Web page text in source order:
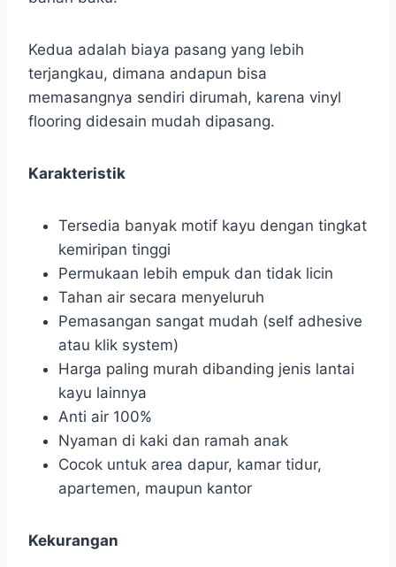
Kedua adalah biaya pasang yang lebih
terjangkau, dimana andapun bisa
memasangnya sendiri dirumah, karena vinyl
flooring didesain mudah dipasang.
Karakteristik
Tersedia banyak motif kayu dengan tingkat
kemiripan tinggi
Permukaan lebih empuk dan tidak licin
Tahan air secara menyeluruh
Pemasangan sangat mudah (self adhesive
atau klik system)
Harga paling murah dibanding jenis lantai
kayu lainnya
Anti air 100%
Nyaman di kaki dan ramah anak
Cocok untuk area dapur, kamar tidur,
apartemen, maupun kantor
Kekurangan